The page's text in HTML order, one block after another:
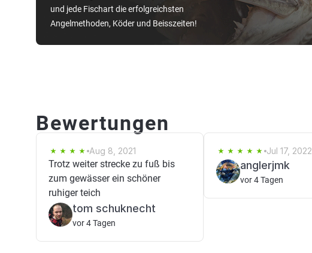
und jede Fischart die erfolgreichsten
Angelmethoden, Köder und Beisszeiten!
Bewertungen
Aug 8, 2021
Trotz weiter strecke zu fuß bis
zum gewässer ein schöner
ruhiger teich
tom schuknecht
vor 4 Tagen
Jul 17, 2022
anglerjmk
vor 4 Tagen